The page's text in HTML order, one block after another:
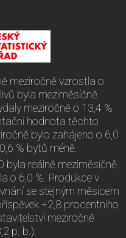
meziročně vzrostla o
byla meziměsíčně
meziročně o 13,4 %
hodnota těchto
bylo zahájeno o 6,0
% bytů méně.
byla reálně meziměsíčně
o 6,0 %. Produkce v
se stejným měsícem
+2,8 procentního
meziročně
p. b.).